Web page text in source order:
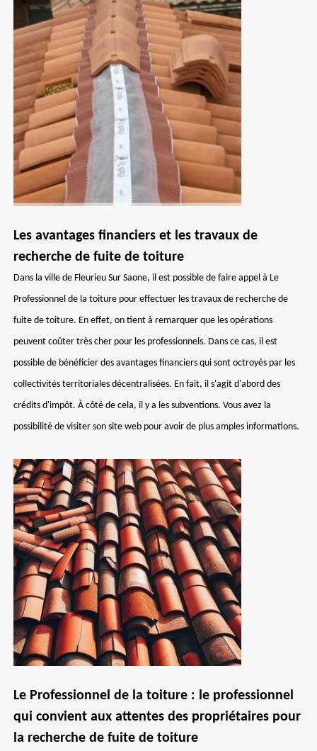
Les avantages financiers et les travaux de
recherche de fuite de toiture
Dans la ville de Fleurieu Sur Saone, il est possible de faire appel à Le
Professionnel de la toiture pour effectuer les travaux de recherche de
fuite de toiture. En effet, on tient à remarquer que les opérations
peuvent coûter très cher pour les professionnels. Dans ce cas, il est
possible de bénéficier des avantages financiers qui sont octroyés par les
collectivités territoriales décentralisées. En fait, il s'agit d'abord des
crédits d'impôt. À côté de cela, il y a les subventions. Vous avez la
possibilité de visiter son site web pour avoir de plus amples informations.
Le Professionnel de la toiture : le professionnel
qui convient aux attentes des propriétaires pour
la recherche de fuite de toiture